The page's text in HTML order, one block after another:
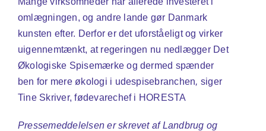
omlægningen, og andre lande gør Danmark
kunsten efter. Derfor er det uforståeligt og virker
uigennemtænkt, at regeringen nu nedlægger Det
Økologiske Spisemærke og dermed spænder
ben for mere økologi i udespisebranchen, siger
Tine Skriver, fødevarechef i HORESTA
Pressemeddelelsen er skrevet af Landbrug og